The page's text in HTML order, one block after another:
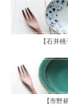
石井桃
市野